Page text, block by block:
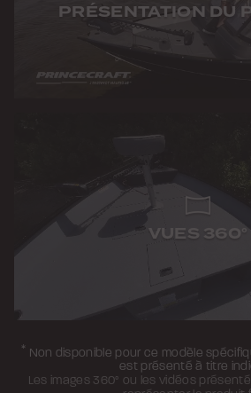
PRÉSENTATION DU
VUES 360°
* Non disponible pour ce modèle
est présenté à titre
Les images 360° ou les vidéos